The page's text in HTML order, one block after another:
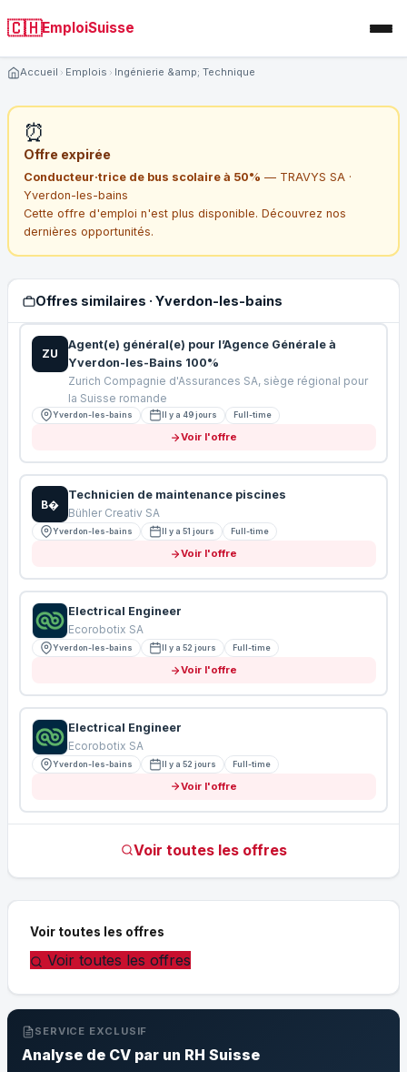
🇨🇭EmploiSuisse
Accueil Emplois Ingénierie &amp; Technique
⏰
Offre expirée
Conducteur·trice de bus scolaire à 50% — TRAVYS SA ·
Yverdon-les-bains
Cette offre d'emploi n'est plus disponible. Découvrez nos
dernières opportunités.
Offres similaires · Yverdon-les-bains
ZU
Agent(e) général(e) pour l’Agence Générale à
Yverdon-les-Bains 100%
Zurich Compagnie d'Assurances SA, siège régional pour
la Suisse romande
Yverdon-les-bains Il y a 49 jours Full-time
Voir l'offre
B�
Technicien de maintenance piscines
Bühler Creativ SA
Yverdon-les-bains Il y a 51 jours Full-time
Voir l'offre
Electrical Engineer
Ecorobotix SA
Yverdon-les-bains Il y a 52 jours Full-time
Voir l'offre
Electrical Engineer
Ecorobotix SA
Yverdon-les-bains Il y a 52 jours Full-time
Voir l'offre
Voir toutes les offres
Voir toutes les offres
Voir toutes les offres
SERVICE EXCLUSIF
Analyse de CV par un RH Suisse